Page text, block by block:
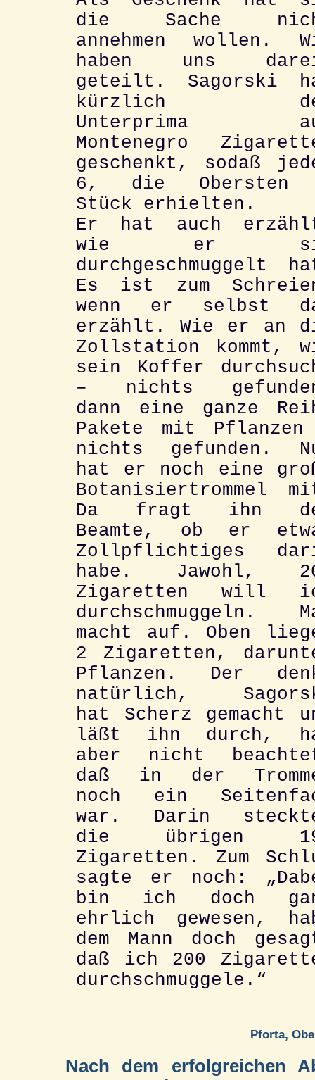
die Sache
annehmen wollen.
haben uns
geteilt. Sagorski
kürzlich
Unterprima
Montenegro
geschenkt, sodaß
6, die Obersten
Stück erhielten.
Er hat auch
wie er
durchgeschmuggelt
Es ist zum
wenn er selbst
erzählt. Wie er an
Zollstation kommt,
sein Koffer
– nichts
dann eine ganze
Pakete mit
nichts gefunden.
hat er noch eine
Botanisiertrommel
Da fragt ihn
Beamte, ob er
Zollpflichtiges
habe. Jawohl,
Zigaretten will
durchschmuggeln.
macht auf. Oben
2 Zigaretten,
Pflanzen. Der
natürlich,
hat Scherz gemacht
läßt ihn durch,
aber nicht
daß in der
noch ein
war. Darin
die übrigen
Zigaretten. Zum
sagte er noch:
bin ich doch
ehrlich gewesen,
dem Mann doch
daß ich 200
durchschmuggele.“
Pforta,
Nach dem erfolgreichen